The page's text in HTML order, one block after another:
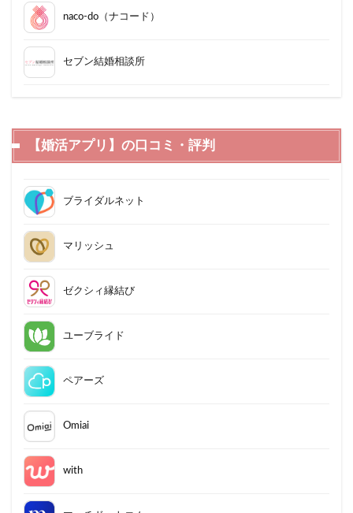
naco-do（ナコード）
セブン結婚相談所
【婚活アプリ】の口コミ・評判
ブライダルネット
マリッシュ
ゼクシィ縁結び
ユーブライド
ペアーズ
Omiai
with